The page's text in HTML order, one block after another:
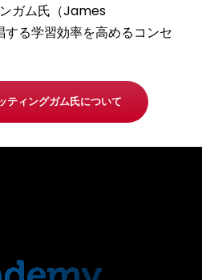
ガム氏（James
る学習効率を高めるコンセ
ティングガム氏について